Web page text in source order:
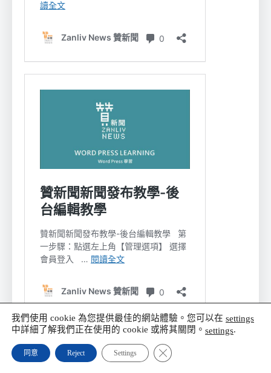
我們使用 cookie 為您提供最佳的網站體驗。您可以在 settings
中詳細了解我們正在使用的 cookie 或將其關閉。 settings.
同意 Reject Settings Close GDPR Cookie Banner